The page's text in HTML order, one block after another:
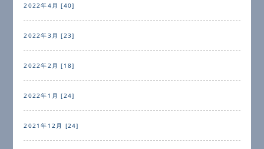
2022年4月 [40]
2022年3月 [23]
2022年2月 [18]
2022年1月 [24]
2021年12月 [24]